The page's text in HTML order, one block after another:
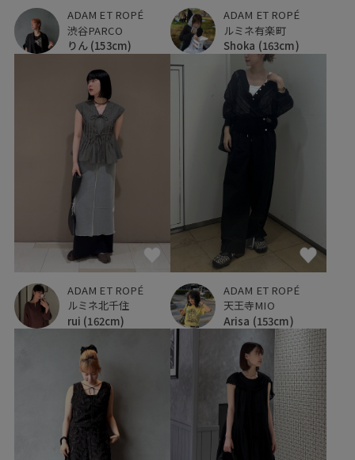
ADAM ET ROPÉ
渋谷PARCO
りん (153cm)
ADAM ET ROPÉ
ルミネ有楽町
Shoka (163cm)
ADAM ET ROPÉ
ルミネ北千住
rui (162cm)
ADAM ET ROPÉ
天王寺MIO
Arisa (153cm)